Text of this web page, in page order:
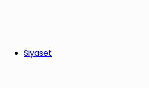
Siyaset